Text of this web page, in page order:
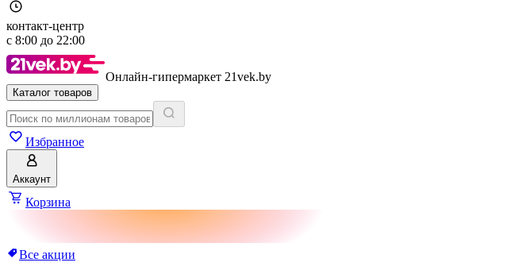
контакт-центр
с 8:00 до 22:00
Онлайн-гипермаркет 21vek.by
Каталог товаров
Избранное
Аккаунт
Корзина
Все акции